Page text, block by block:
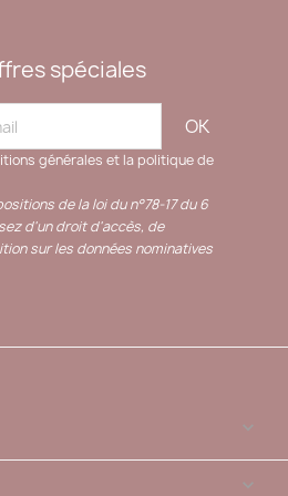
spéciales
générales et la politique de
de la loi du n°78-17 du 6
d'un droit d'accès, de
sur les données nominatives